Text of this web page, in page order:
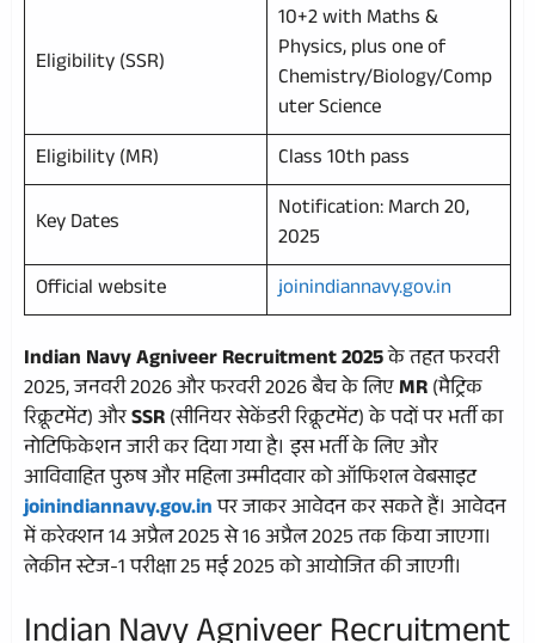
Eligibility (SSR)
10+2 with Maths &
Physics, plus one of
Chemistry/Biology/Comp
uter Science
Eligibility (MR)
Class 10th pass
Key Dates
Notification: March 20,
2025
Official website
joinindiannavy.gov.in
Indian Navy Agniveer Recruitment 2025के तहत फरवरी
2025, जनवरी 2026 और फरवरी 2026 बैच के लिएMR(मैट्रिक
रिक्रूटमेंट) औरSSR(सीनियर सेकेंडरी रिक्रूटमेंट) के पदों पर भर्ती का
नोटिफिकेशन जारी कर दिया गया है। इस भर्ती के लिए और
आविवाहित पुरुष और महिला उम्मीदवार को ऑफिशल वेबसाइट
joinindiannavy.gov.inपर जाकर आवेदन कर सकते हैं। आवेदन
में करेक्शन 14 अप्रैल 2025 से 16 अप्रैल 2025 तक किया जाएगा।
लेकीन स्टेज-1 परीक्षा 25 मई 2025 को आयोजित की जाएगी।